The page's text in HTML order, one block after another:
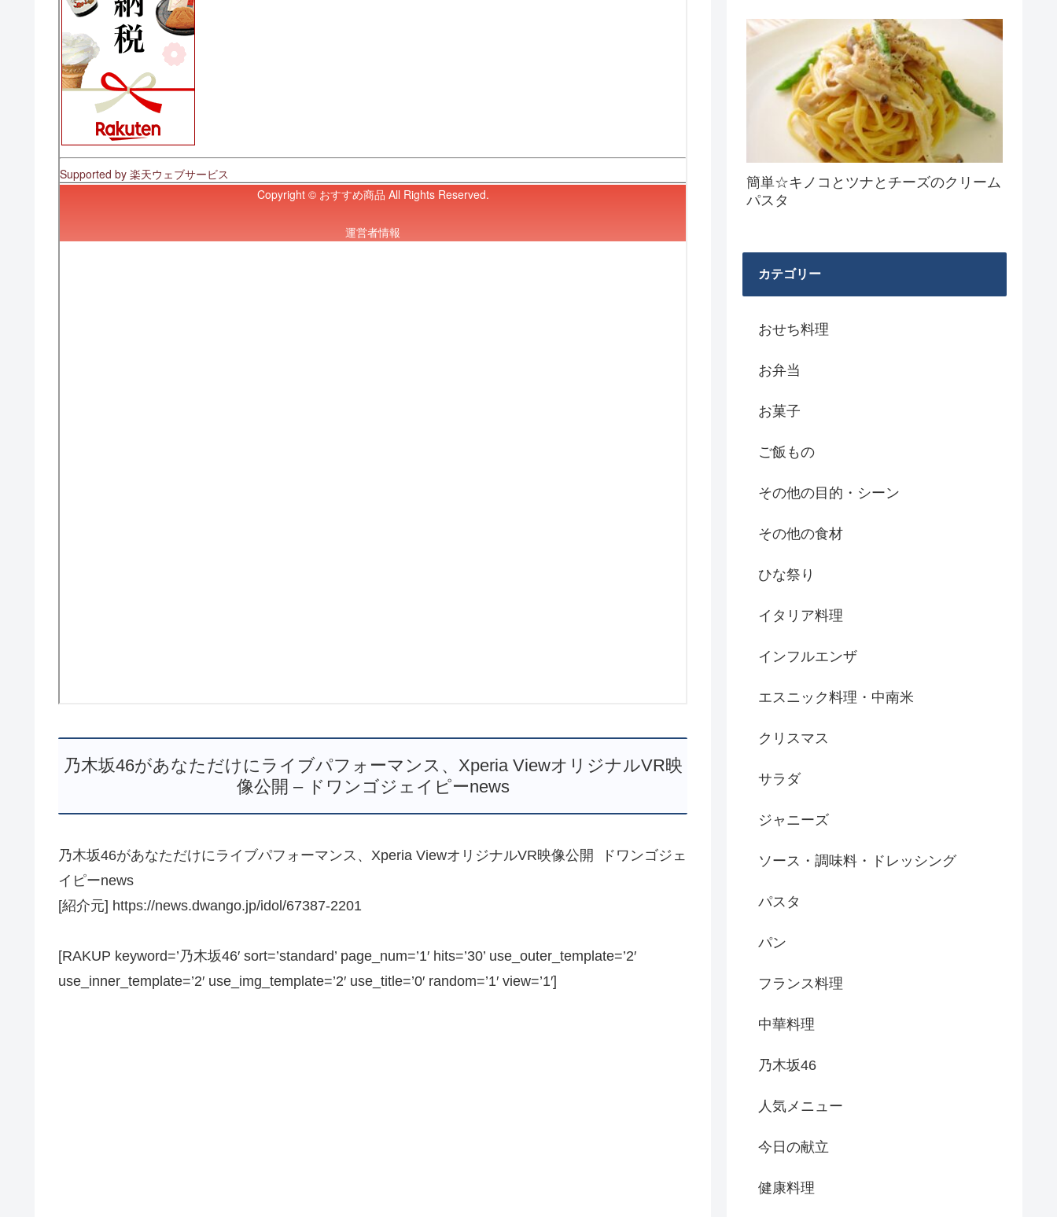
乃木坂46があなただけにライブパフォーマンス、Xperia ViewオリジナルVR映
像公開 – ドワンゴジェイピーnews
乃木坂46があなただけにライブパフォーマンス、Xperia ViewオリジナルVR映像公開 ドワンゴジェ
イピーnews
[紹介元] https://news.dwango.jp/idol/67387-2201
[RAKUP keyword=’乃木坂46′ sort=’standard’ page_num=’1′ hits=’30’ use_outer_template=’2′
use_inner_template=’2′ use_img_template=’2′ use_title=’0′ random=’1′ view=’1′]
簡単☆キノコとツナとチーズのクリーム
パスタ
カテゴリー
おせち料理
お弁当
お菓子
ご飯もの
その他の目的・シーン
その他の食材
ひな祭り
イタリア料理
インフルエンザ
エスニック料理・中南米
クリスマス
サラダ
ジャニーズ
ソース・調味料・ドレッシング
パスタ
パン
フランス料理
中華料理
乃木坂46
人気メニュー
今日の献立
健康料理